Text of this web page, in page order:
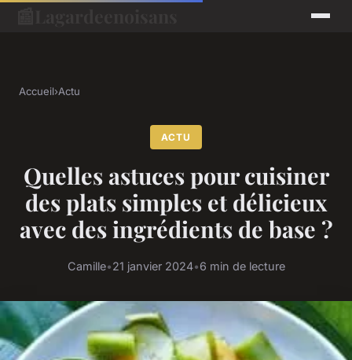
Accueil›Actu
ACTU
Quelles astuces pour cuisiner
des plats simples et délicieux
avec des ingrédients de base ?
Camille•21 janvier 2024•6 min de lecture